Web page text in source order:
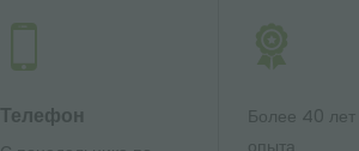
Телефон
Более 40 лет
опыта